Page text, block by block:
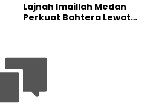
Lajnah Imaillah Medan
Perkuat Bahtera Lewat